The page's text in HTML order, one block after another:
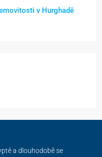
v Hurghadě
a dlouhodobě se